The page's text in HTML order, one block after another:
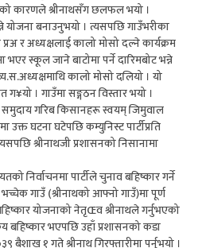
कारणले श्रीनाथसँग छलफल भयो ।
योजना बनाउनुभयो । त्यसपछि गाउँभरीका
र अध्यक्षलाई कालो मोसो दल्ने कार्यक्रम
स्कूल जाने बाटोमा पर्ने दारिमबोट भन्ने
कालो मोसो दलियो । यो
ग¥यो । गाउँमा सङ्गठन विस्तार भयो ।
गरिब किसानहरू स्वयम् जिमुवाल
घटना घटेपछि कम्युनिस्ट पार्टीप्रति
श्रीनाथजी प्रशासनको निसानामा
निर्वाचनमा पार्टीले चुनाव बहिष्कार गर्ने
गाउँ (श्रीनाथको आफ्नो गाउँ)मा पूर्ण
योजनाको नेतृŒव श्रीनाथले गर्नुभएको
बहिष्कार भएपछि उहाँ प्रशासनको कडा
बैशाख १ गते श्रीनाथ गिरफ्तारीमा पर्नुभयो ।